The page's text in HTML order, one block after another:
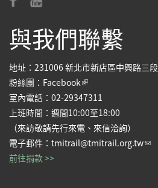
與我們聯繫
地址：231006 新北市新店區中興路三
粉絲團： Facebook(link is external)
室內電話：02-29347311
上班時間：週間10:00至18:00
（來訪敬請先行來電、來信洽詢）
電子郵件： tmitrail@tmitrail.org.tw
前往捐款 >>